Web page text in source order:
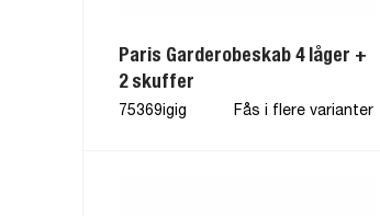
Paris Garderobeskab 4 låger +
2 skuffer
75369igig Fås i flere varianter